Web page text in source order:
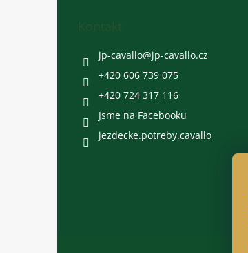
jp-cavallo@jp-cavallo.cz
+420 606 739 075
+420 724 317 116
Jsme na Facebooku
jezdecke.potreby.cavallo